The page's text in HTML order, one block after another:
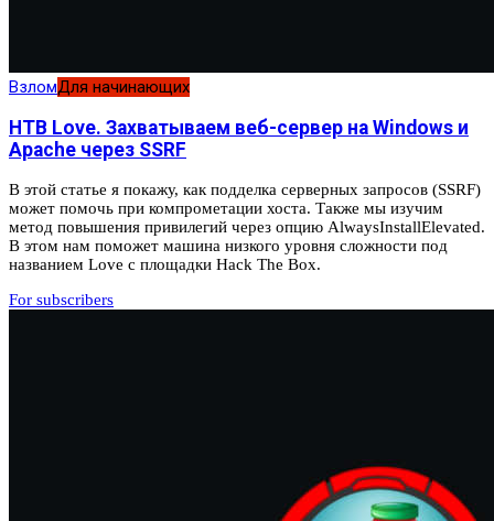
ВзломДля начинающих
HTB Love. Захватываем веб-сервер на Windows и
Apache через SSRF
В этой статье я покажу, как подделка серверных запросов (SSRF)
может помочь при компрометации хоста. Также мы изучим
метод повышения привилегий через опцию AlwaysInstallElevated.
В этом нам поможет машина низкого уровня сложности под
названием Love с площадки Hack The Box.
For subscribers